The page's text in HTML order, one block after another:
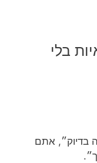
בלי
בדיוק״, אתם